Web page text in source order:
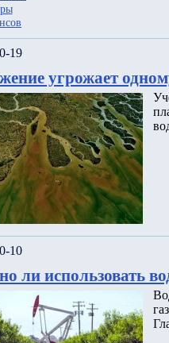
19
угрожает
10
ли использовать